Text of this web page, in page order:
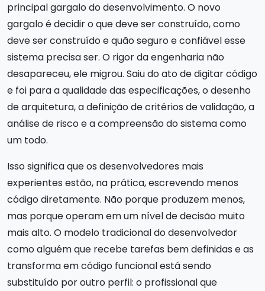
principal gargalo do desenvolvimento. O novo
gargalo é decidir o que deve ser construído, como
deve ser construído e quão seguro e confiável esse
sistema precisa ser. O rigor da engenharia não
desapareceu, ele migrou. Saiu do ato de digitar código
e foi para a qualidade das especificações, o desenho
de arquitetura, a definição de critérios de validação, a
análise de risco e a compreensão do sistema como
um todo.
Isso significa que os desenvolvedores mais
experientes estão, na prática, escrevendo menos
código diretamente. Não porque produzem menos,
mas porque operam em um nível de decisão muito
mais alto. O modelo tradicional do desenvolvedor
como alguém que recebe tarefas bem definidas e as
transforma em código funcional está sendo
substituído por outro perfil: o profissional que